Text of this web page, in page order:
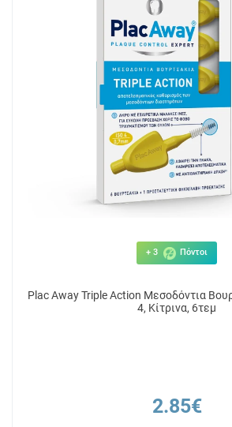
5.14€
ΑΓΟΡΑ
+ 3 Πόντοι
Plac Away Triple Action Μεσοδόντια
4, Κίτρινα, 6τεμ
2.85€